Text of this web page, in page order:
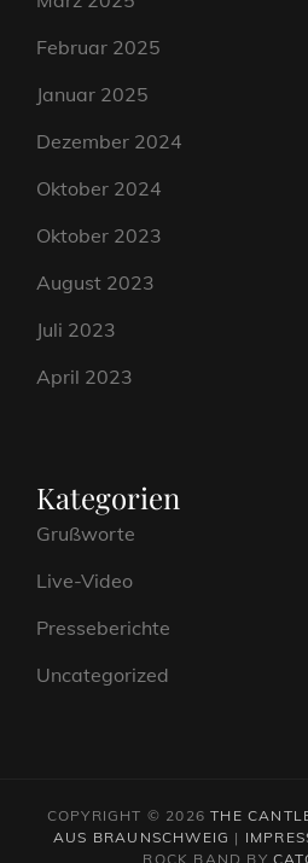
Februar 2025
Januar 2025
Dezember 2024
Oktober 2024
Oktober 2023
August 2023
Juli 2023
April 2023
Kategorien
Grußworte
Live-Video
Presseberichte
Uncategorized
COPYRIGHT © 2026THE
AUS BRAUNSCHWEIG |
ROCK BAND BY